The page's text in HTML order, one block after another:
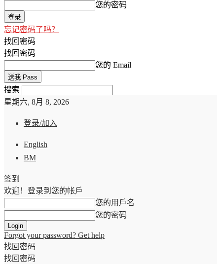
您的密码
忘记密码了吗？
找回密码
找回密码
您的 Email
搜索
星期六, 8月 8, 2026
登录/加入
English
BM
签到
欢迎！登录到您的帐戶
您的用戶名
您的密码
Forgot your password? Get help
找回密码
找回密码